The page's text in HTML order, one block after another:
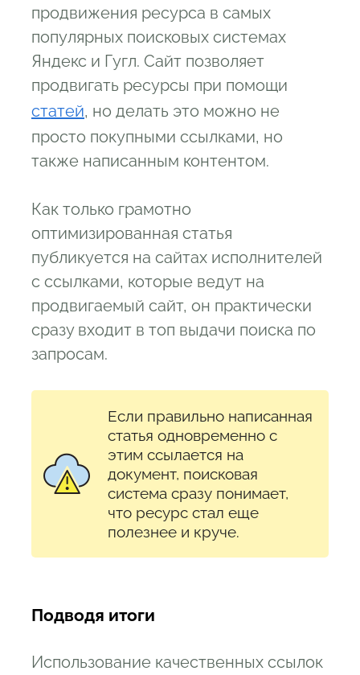
продвижения ресурса в самых
популярных поисковых системах
Яндекс и Гугл. Сайт позволяет
продвигать ресурсы при помощи
статей, но делать это можно не
просто покупными ссылками, но
также написанным контентом.
Как только грамотно
оптимизированная статья
публикуется на сайтах исполнителей
с ссылками, которые ведут на
продвигаемый сайт, он практически
сразу входит в топ выдачи поиска по
запросам.
Если правильно написанная
статья одновременно с
этим ссылается на
документ, поисковая
система сразу понимает,
что ресурс стал еще
полезнее и круче.
Подводя итоги
Использование качественных ссылок